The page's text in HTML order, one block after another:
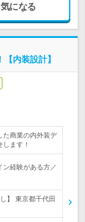
気になる
内装設計】
た商業の内外装デ
ます！
ン経験がある方／
】 東京都千代田